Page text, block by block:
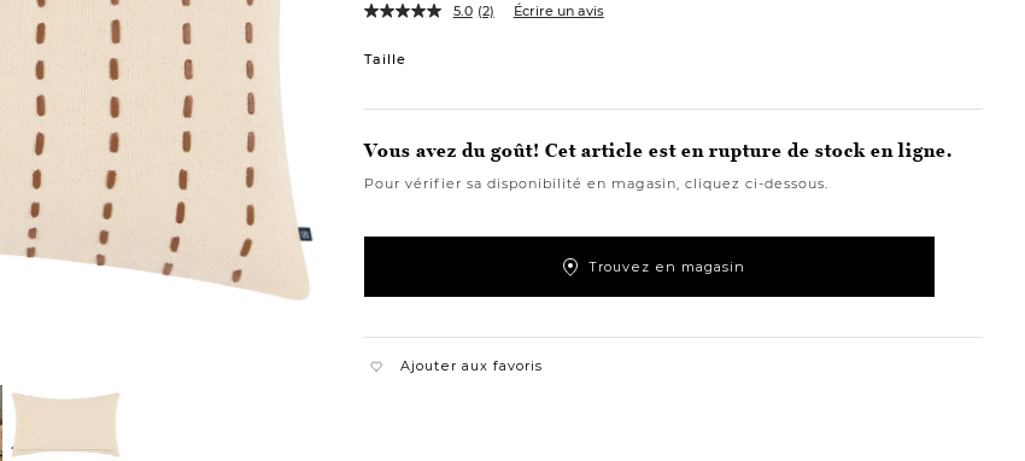
5.0 (2) Écrire un avis
Variations
Taille
Vous avez du goût! Cet article est en rupture de stock en ligne.
Pour vérifier sa disponibilité en magasin, cliquez ci-dessous.
Trouvez en magasin
Ajouter aux favoris